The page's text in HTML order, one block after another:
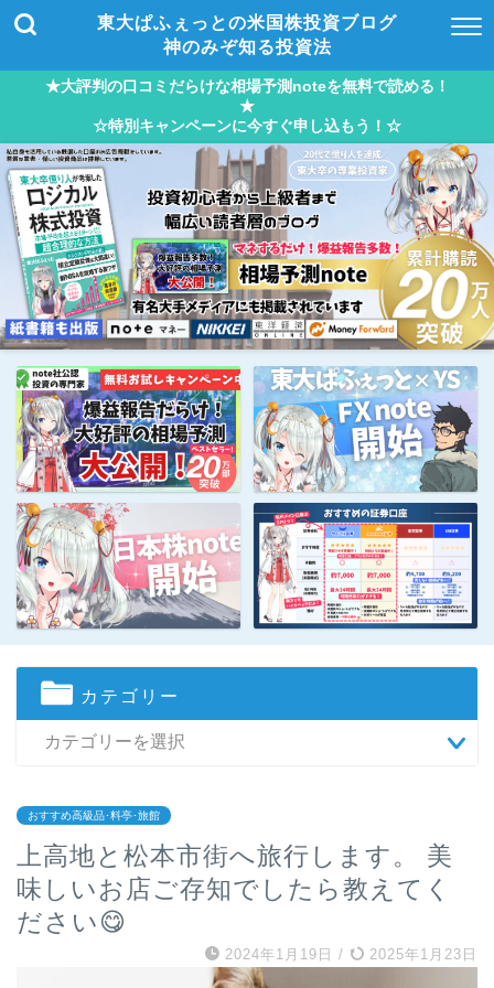
東大ぱふぇっとの米国株投資ブログ
神のみぞ知る投資法
★大評判の口コミだらけな相場予測noteを無料で読める！
★
☆特別キャンペーンに今すぐ申し込もう！☆
カテゴリー
おすすめ高級品･料亭･旅館
上高地と松本市街へ旅行します。 美
味しいお店ご存知でしたら教えてく
ださい😋
2024年1月19日 / 2025年1月23日